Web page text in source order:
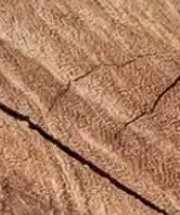
öne çıkar.
ve uzun ömürlü